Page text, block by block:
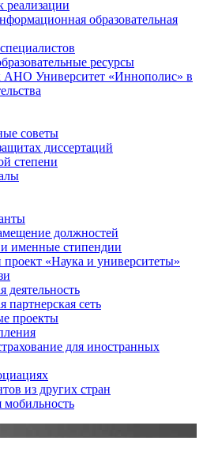
образовательная
ресурсы
АНО Университет «Иннополис» в
советы
диссертаций
степени
должностей
именные стипендии
«Наука и университеты»
деятельность
сеть
проекты
для иностранных
из других стран
мобильность